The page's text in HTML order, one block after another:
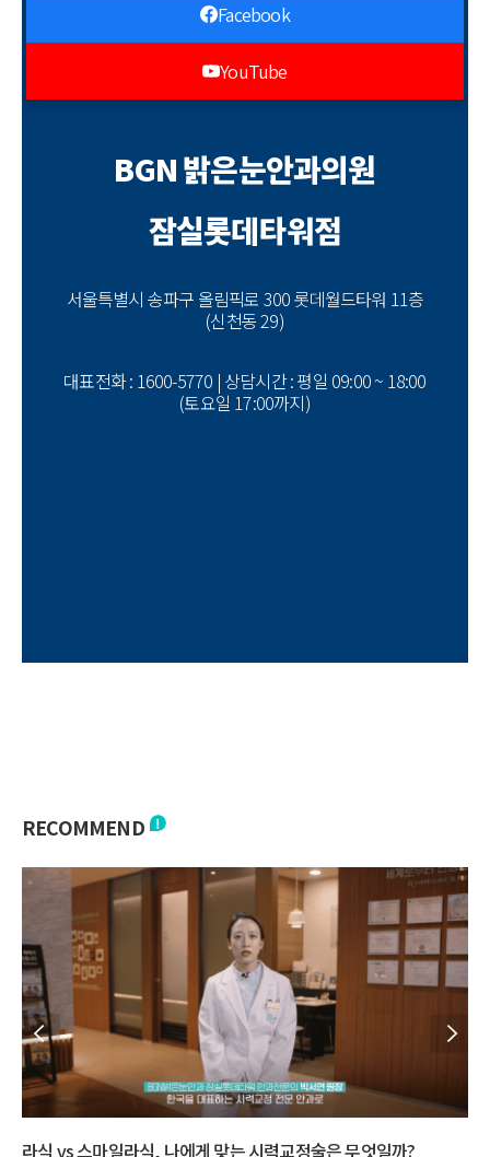
Facebook
YouTube
BGN 밝은눈안과의원
잠실롯데타워점
서울특별시 송파구 올림픽로 300 롯데월드타워 11층
(신천동 29)
대표전화 : 1600-5770 | 상담시간 : 평일 09:00 ~ 18:00
(토요일 17:00까지)
.
RECOMMEND
라식 vs 스마일라식, 나에게 맞는 시력교정술은 무엇일까?